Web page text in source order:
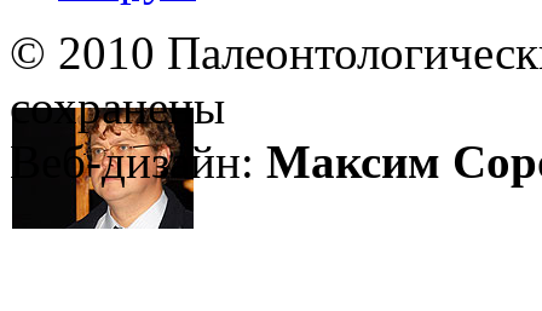
© 2010
сохранены
Веб-дизайн: Максим